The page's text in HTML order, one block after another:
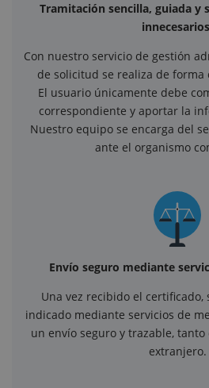
Tramitación sencilla, guiada y
Con nuestro servicio de gestión
de solicitud se realiza de
El usuario únicamente debe
correspondiente y aportar la
Nuestro equipo se encarga del
ante el organismo
Envío seguro mediante
Una vez recibido el
indicado mediante servicios de
un envío seguro y trazable, tanto
extranjero.